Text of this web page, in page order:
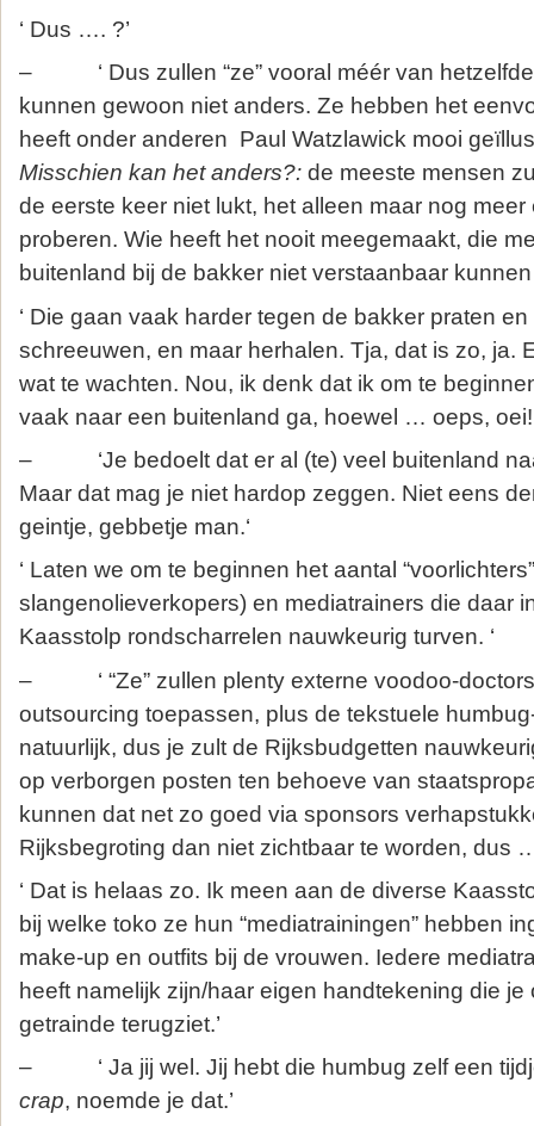
‘ Dus …. ?’
– ‘ Dus zullen “ze” vooral méér van hetzelfde
kunnen gewoon niet anders. Ze hebben het
heeft onder anderen Paul Watzlawick mooi
Misschien kan het anders?: de meeste mensen
de eerste keer niet lukt, het alleen maar nog meer
proberen. Wie heeft het nooit meegemaakt, die
buitenland bij de bakker niet verstaanbaar kunnen
‘ Die gaan vaak harder tegen de bakker praten
schreeuwen, en maar herhalen. Tja, dat is zo, ja.
wat te wachten. Nou, ik denk dat ik om te
vaak naar een buitenland ga, hoewel … oeps,
– ‘Je bedoelt dat er al (te) veel buitenland
Maar dat mag je niet hardop zeggen. Niet eens
geintje, gebbetje man.‘
‘ Laten we om te beginnen het aantal
slangenolieverkopers) en mediatrainers die daar
Kaasstolp rondscharrelen nauwkeurig turven. ‘
– ‘ “Ze” zullen plenty externe voodoo-doctors
outsourcing toepassen, plus de tekstuele
natuurlijk, dus je zult de Rijksbudgetten
op verborgen posten ten behoeve van
kunnen dat net zo goed via sponsors
Rijksbegroting dan niet zichtbaar te worden, dus
‘ Dat is helaas zo. Ik meen aan de diverse
bij welke toko ze hun “mediatrainingen” hebben
make-up en outfits bij de vrouwen. Iedere
heeft namelijk zijn/haar eigen handtekening die je
getrainde terugziet.’
– ‘ Ja jij wel. Jij hebt die humbug zelf een
crap, noemde je dat.’